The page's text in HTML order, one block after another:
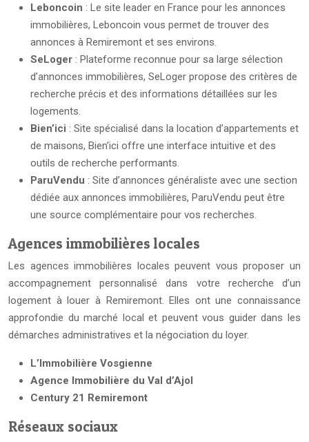
Leboncoin : Le site leader en France pour les annonces
immobilières, Leboncoin vous permet de trouver des
annonces à Remiremont et ses environs.
SeLoger : Plateforme reconnue pour sa large sélection
d’annonces immobilières, SeLoger propose des critères de
recherche précis et des informations détaillées sur les
logements.
Bien’ici : Site spécialisé dans la location d’appartements et
de maisons, Bien’ici offre une interface intuitive et des
outils de recherche performants.
ParuVendu : Site d’annonces généraliste avec une section
dédiée aux annonces immobilières, ParuVendu peut être
une source complémentaire pour vos recherches.
Agences immobilières locales
Les agences immobilières locales peuvent vous proposer un
accompagnement personnalisé dans votre recherche d’un
logement à louer à Remiremont. Elles ont une connaissance
approfondie du marché local et peuvent vous guider dans les
démarches administratives et la négociation du loyer.
L’Immobilière Vosgienne
Agence Immobilière du Val d’Ajol
Century 21 Remiremont
Réseaux sociaux